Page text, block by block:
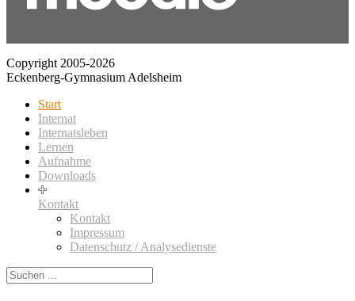
Copyright 2005-2026
Eckenberg-Gymnasium Adelsheim
Start
Internat
Internatsleben
Lernen
Aufnahme
Downloads
Kontakt
Kontakt
Impressum
Datenschutz / Analysedienste